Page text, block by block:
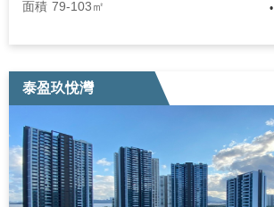
面積 79-103㎡ •
泰盈玖悅灣